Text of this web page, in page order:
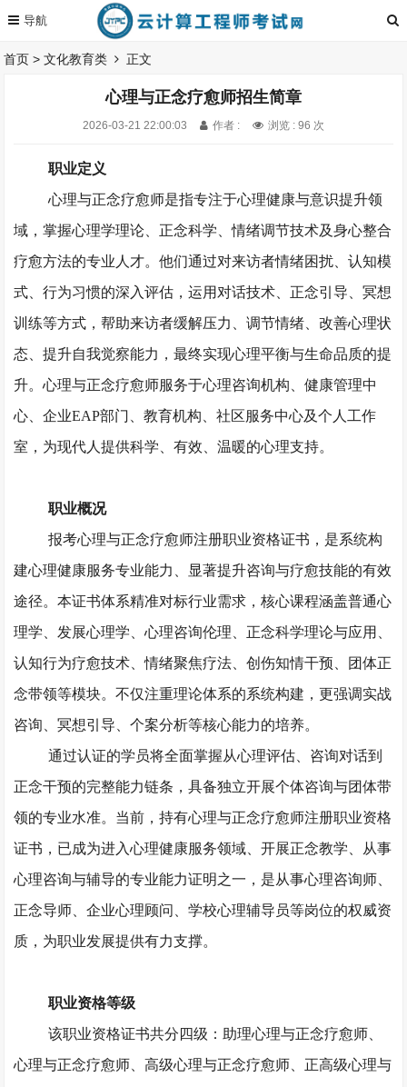
首页 >文化教育类 正文
心理与正念疗愈师招生简章
2026-03-21 22:00:03 作者 : 浏览 : 96 次
职业定义
心理与正念疗愈师是指专注于心理健康与意识提升领
域，掌握心理学理论、正念科学、情绪调节技术及身心整合
疗愈方法的专业人才。他们通过对来访者情绪困扰、认知模
式、行为习惯的深入评估，运用对话技术、正念引导、冥想
训练等方式，帮助来访者缓解压力、调节情绪、改善心理状
态、提升自我觉察能力，最终实现心理平衡与生命品质的提
升。心理与正念疗愈师服务于心理咨询机构、健康管理中
心、企业EAP部门、教育机构、社区服务中心及个人工作
室，为现代人提供科学、有效、温暖的心理支持。
职业概况
报考心理与正念疗愈师注册职业资格证书，是系统构
建心理健康服务专业能力、显著提升咨询与疗愈技能的有效
途径。本证书体系精准对标行业需求，核心课程涵盖普通心
理学、发展心理学、心理咨询伦理、正念科学理论与应用、
认知行为疗愈技术、情绪聚焦疗法、创伤知情干预、团体正
念带领等模块。不仅注重理论体系的系统构建，更强调实战
咨询、冥想引导、个案分析等核心能力的培养。
通过认证的学员将全面掌握从心理评估、咨询对话到
正念干预的完整能力链条，具备独立开展个体咨询与团体带
领的专业水准。当前，持有心理与正念疗愈师注册职业资格
证书，已成为进入心理健康服务领域、开展正念教学、从事
心理咨询与辅导的专业能力证明之一，是从事心理咨询师、
正念导师、企业心理顾问、学校心理辅导员等岗位的权威资
质，为职业发展提供有力支撑。
职业资格等级
该职业资格证书共分四级：助理心理与正念疗愈师、
心理与正念疗愈师、高级心理与正念疗愈师、正高级心理与